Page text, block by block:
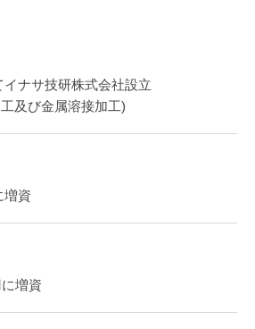
イナサ技研株式会社設立
及び金属溶接加工)
増資
増資